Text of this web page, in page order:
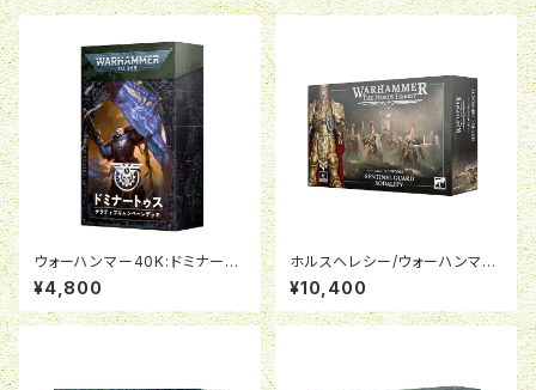
ウォーハンマー40K:ドミナート
ゥス・アルマゲドン（日本語版）
¥4,800
ホルスヘレシー/ウォーハンマー
40K:レギオ・カストーデス：セン
チネル・ガード・ソダリティ
¥10,400